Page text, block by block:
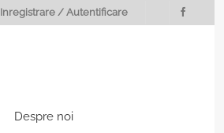
Inregistrare / Autentificare
Despre noi